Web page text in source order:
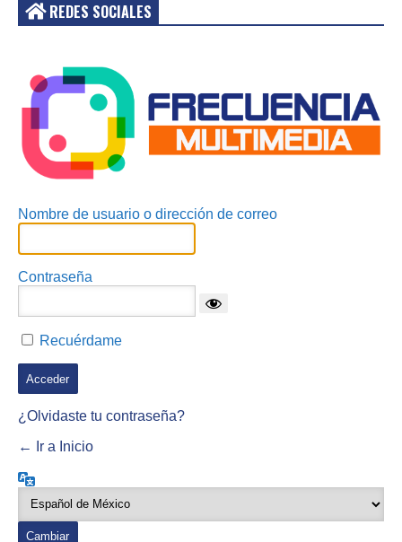
REDES SOCIALES
Nombre de usuario o dirección de correo
Contraseña
Recuérdame
¿Olvidaste tu contraseña?
← Ir a Inicio